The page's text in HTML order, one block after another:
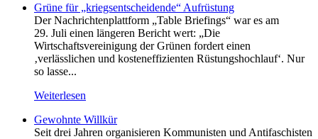
Grüne für „kriegsentscheidende“ Aufrüstung
Der Nachrichtenplattform „Table Briefings“ war es am
29. Juli einen längeren Bericht wert: „Die
Wirtschaftsvereinigung der Grünen fordert einen
‚verlässlichen und kosteneffizienten Rüstungshochlauf‘. Nur
so lasse...
Weiterlesen
Gewohnte Willkür
Seit drei Jahren organisieren Kommunisten und Antifaschisten